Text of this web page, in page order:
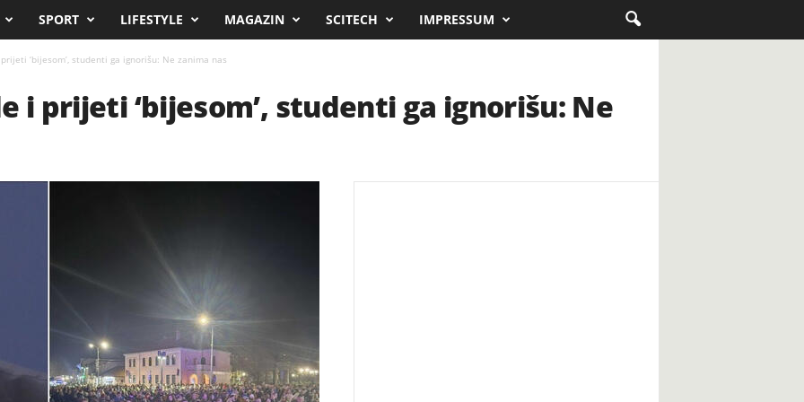
SPORT LIFESTYLE MAGAZIN SCITECH IMPRESSUM
‘bijesom’, studenti ga ignorišu: Ne zanima nas
i prijeti ‘bijesom’, studenti ga ignorišu: Ne